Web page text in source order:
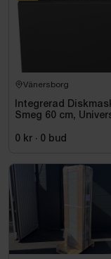
Vänersborg
Integrerad
Smeg 60 cm,
0 kr · 0 bud